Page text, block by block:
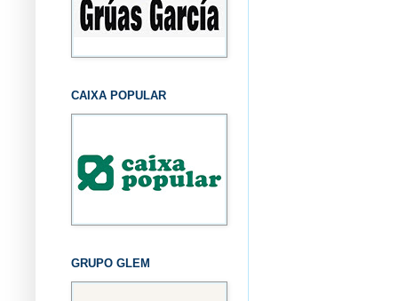
CAIXA POPULAR
GRUPO GLEM